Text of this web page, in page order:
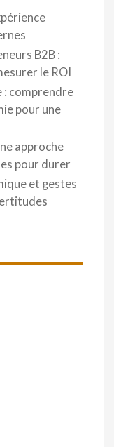
B2B :
le ROI
: comprendre
pour une
approche
pour durer
et gestes